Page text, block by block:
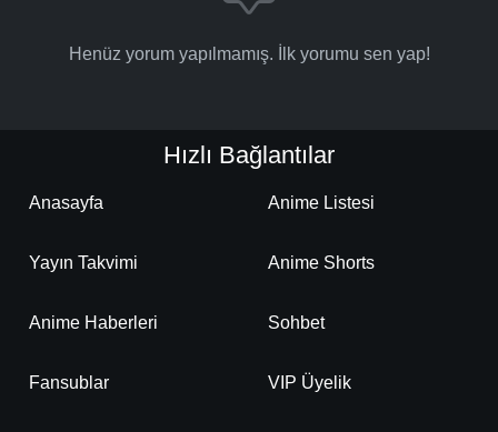
Henüz yorum yapılmamış. İlk yorumu sen yap!
Hızlı Bağlantılar
Anasayfa Anime Listesi
Yayın Takvimi Anime Shorts
Anime Haberleri Sohbet
Fansublar VIP Üyelik